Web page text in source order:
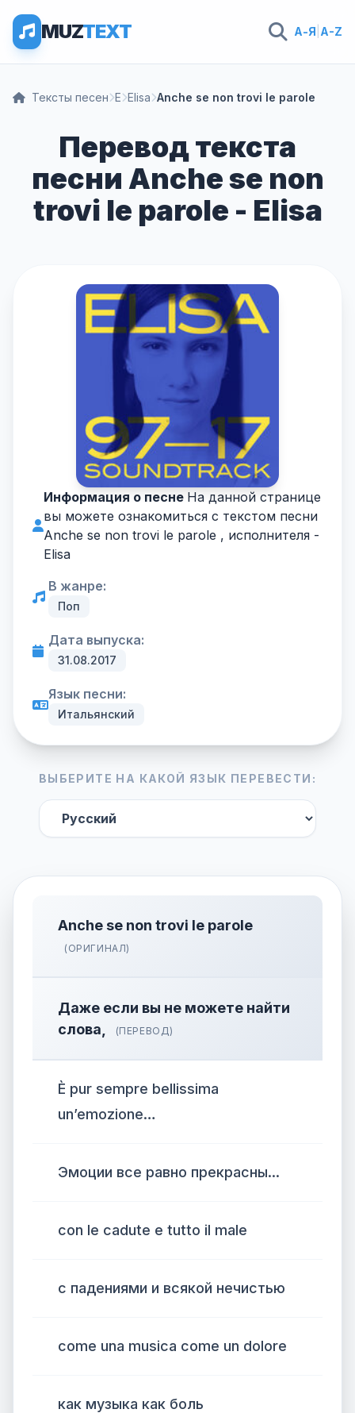
MUZTEXT А-Я A-Z
Тексты песен E Elisa Anche se non trovi le parole
Перевод текста
песни Anche se non
trovi le parole - Elisa
Информация о песне На данной странице
вы можете ознакомиться с текстом песни
Anche se non trovi le parole , исполнителя -
Elisa
В жанре:
Поп
Дата выпуска:
31.08.2017
Язык песни:
Итальянский
ВЫБЕРИТЕ НА КАКОЙ ЯЗЫК ПЕРЕВЕСТИ:
Anche se non trovi le parole
(ОРИГИНАЛ)
Даже если вы не можете найти
слова,
(ПЕРЕВОД)
È pur sempre bellissima
un’emozione…
Эмоции все равно прекрасны...
con le cadute e tutto il male
с падениями и всякой нечистью
come una musica come un dolore
как музыка как боль